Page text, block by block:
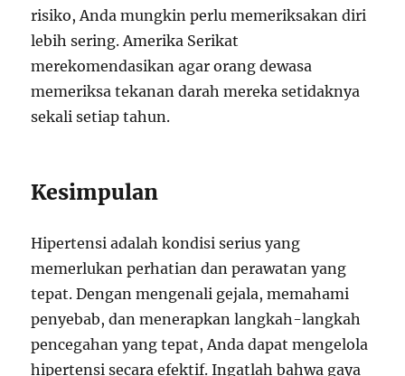
risiko, Anda mungkin perlu memeriksakan diri
lebih sering. Amerika Serikat
merekomendasikan agar orang dewasa
memeriksa tekanan darah mereka setidaknya
sekali setiap tahun.
Kesimpulan
Hipertensi adalah kondisi serius yang
memerlukan perhatian dan perawatan yang
tepat. Dengan mengenali gejala, memahami
penyebab, dan menerapkan langkah-langkah
pencegahan yang tepat, Anda dapat mengelola
hipertensi secara efektif. Ingatlah bahwa gaya